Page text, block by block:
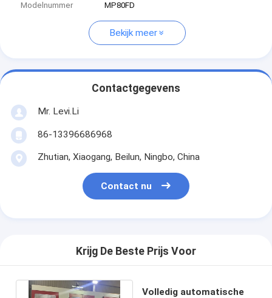
Modelnummer MP80FD
Bekijk meer
Contactgegevens
Mr. Levi.Li
86-13396686968
Zhutian, Xiaogang, Beilun, Ningbo, China
Contact nu
Krijg De Beste Prijs Voor
Volledig automatische